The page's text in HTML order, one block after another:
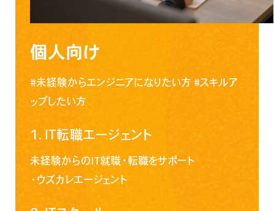
個人向け
#未経験からエンジニアになりたい方 #スキルア
ップしたい方
1. IT転職エージェント
未経験からのIT就職・転職をサポート
・ ウズカレエージェント